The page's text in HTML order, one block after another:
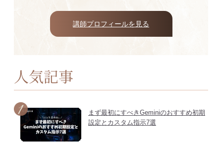
講師プロフィールを見る
人気記事
まず最初にすべきGeminiのおすすめ初期
設定とカスタム指示7選